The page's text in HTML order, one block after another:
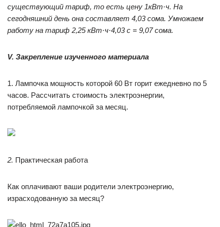
существующий тариф, то есть цену 1кВт·ч. На
сегодняшний день она составляет 4,03 сома. Умножаем
работу на тариф 2,25 кВт·ч·4,03 с = 9,07 сома.
V. Закрепление изученного материала
1. Лампочка мощность которой 60 Вт горит ежедневно по 5
часов. Рассчитать стоимость электроэнергии,
потребляемой лампочкой за месяц.
2. Практическая работа
Как оплачивают ваши родители электроэнергию,
израсходованную за месяц?